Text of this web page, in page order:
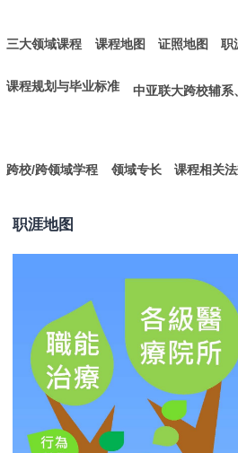
三大领域课程 课程地图 证照地图 职
课程规划与毕业标准 中亚联大跨校辅系
跨校/跨领域学程 领域专长 课程相关
职涯地图